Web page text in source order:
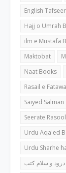
English
Hajj o Umrah
ilm e Mustafa
Maktobat
Naat Books
Rasail e
Saiyed
Seerate
Urdu Aqa'ed
Urdu Sharhe
درود و سلام کتب